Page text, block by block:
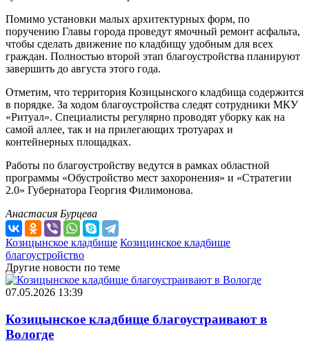
Помимо установки малых архитектурных форм, по
поручению Главы города проведут ямочный ремонт асфальта,
чтобы сделать движение по кладбищу удобным для всех
граждан. Полностью второй этап благоустройства планируют
завершить до августа этого года.
Отметим, что территория Козицынского кладбища содержится
в порядке. За ходом благоустройства следят сотрудники МКУ
«Ритуал». Специалисты регулярно проводят уборку как на
самой аллее, так и на прилегающих тротуарах и
контейнерных площадках.
Работы по благоустройству ведутся в рамках областной
программы «Обустройство мест захоронения» и «Стратегии
2.0» Губернатора Георгия Филимонова.
Анастасия Бурцева
Козицынское кладбище Козицинское кладбище
благоустройство
Другие новости по теме
07.05.2026 13:39
Козицынское кладбище благоустраивают в
Вологде